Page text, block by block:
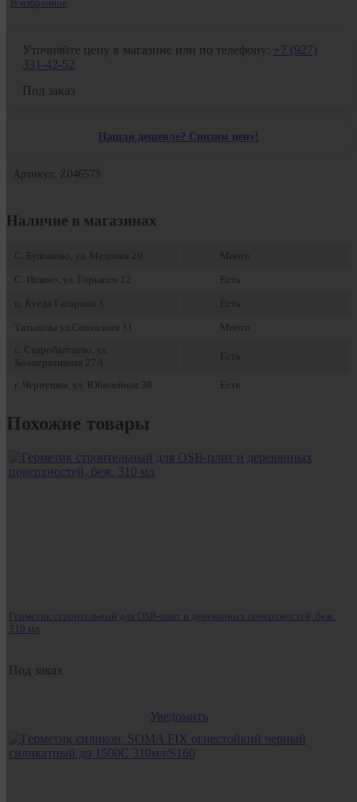
В избранное
Уточняйте цену в магазине или по телефону: +7 (927)
331-42-52
Под заказ
Нашли дешевле? Снизим цену!
Артикул: Z046573
Наличие в магазинах
С. Булгаково, ул. Медовая 20
Много
С. Иглино, ул. Горького 12
Есть
п. Куеда Гагарина 3
Есть
Татышлы ул.Совхозная 31
Много
с. Старобалтаево, ул.
Кооперативная 27А
Есть
г. Чернушка, ул. Юбилейная 38 Есть
Похожие товары
Герметик строительный для OSB-плит и деревянных поверхностей, беж.
310 мл
Под заказ
Уведомить